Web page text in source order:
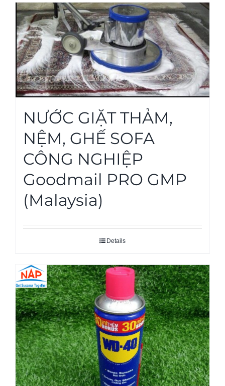
NƯỚC GIẶT THẢM,
NỆM, GHẾ SOFA
CÔNG NGHIỆP
Goodmail PRO GMP
(Malaysia)
Details